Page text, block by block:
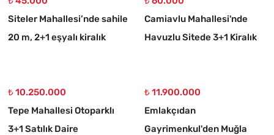
Siteler Mahallesi’nde sahile
20 m, 2+1 eşyalı kiralık
Camiavlu Mahallesi'nde
Havuzlu Sitede 3+1 Kiralık
₺ 10.250.000
Tepe Mahallesi Otoparklı
3+1 Satılık Daire
₺ 11.900.000
Emlakçıdan
Gayrimenkul'den Muğla